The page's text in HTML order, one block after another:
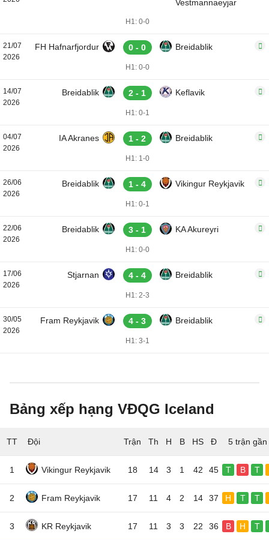
Vestmannaeyjar
H1: 0-0
21/07
2026
FH Hafnarfjordur 0 - 0 Breidablik
H1: 0-0
14/07
2026
Breidablik 2 - 1 Keflavik
H1: 0-1
04/07
2026
IA Akranes 1 - 2 Breidablik
H1: 1-0
26/06
2026
Breidablik 1 - 4 Vikingur Reykjavik
H1: 0-1
22/06
2026
Breidablik 3 - 1 KA Akureyri
H1: 0-0
17/06
2026
Stjarnan 4 - 4 Breidablik
H1: 2-3
30/05
2026
Fram Reykjavik 4 - 3 Breidablik
H1: 3-1
Bảng xếp hạng VĐQG Iceland
TT Đội 5 trận gần
1 Vikingur Reykjavik 18 14 3 1 42 45 T B T
2 Fram Reykjavik 17 11 4 2 14 37 H T T
3 KR Reykjavik 17 11 3 3 22 36 B H T